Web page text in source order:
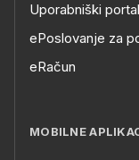
Uporabniški
ePoslovanje za
eRačun
MOBILNE